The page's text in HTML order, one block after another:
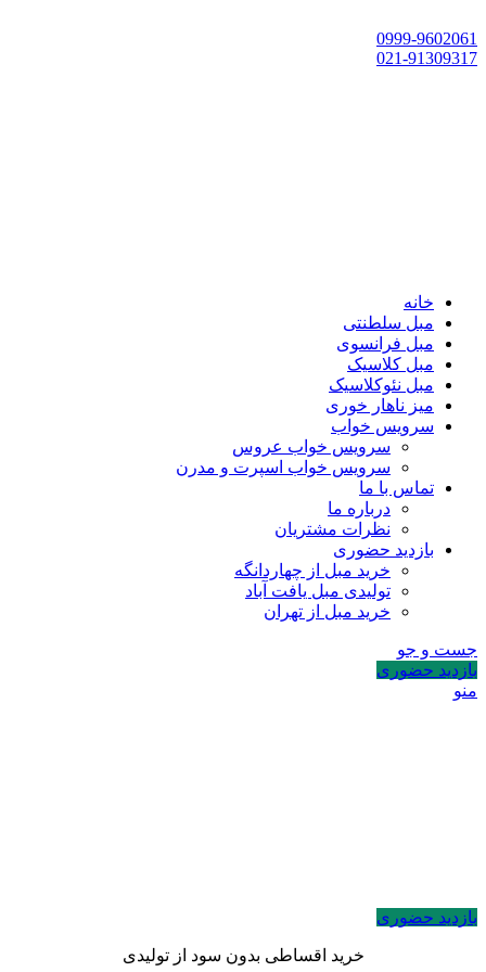
0999-9602061
021-91309317
خانه
مبل سلطنتی
مبل فرانسوی
مبل کلاسیک
مبل نئوکلاسیک
میز ناهار خوری
سرویس خواب
سرویس خواب عروس
سرویس خواب اسپرت و مدرن
تماس با ما
درباره ما
نظرات مشتریان
بازدید حضوری
خرید مبل از چهاردانگه
تولیدی مبل یافت آباد
خرید مبل از تهران
جست و جو
بازدید حضوری
منو
بازدید حضوری
خرید اقساطی بدون سود از تولیدی